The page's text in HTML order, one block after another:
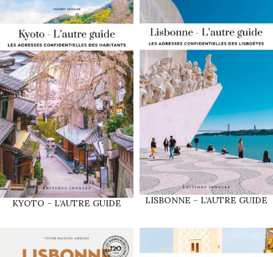
KYOTO – L’AUTRE GUIDE LISBONNE – L’AUTRE GUIDE